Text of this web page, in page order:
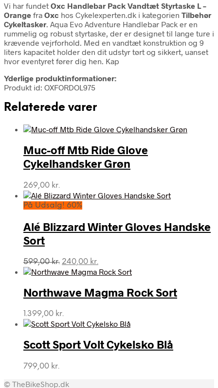
Vi har fundet Oxc Handlebar Pack Vandtæt Styrtaske L –
Orange fra Oxc hos Cykelexperten.dk i kategorien Tilbehør
Cykeltasker. Aqua Evo Adventure Handlebar Pack er en
rummelig og robust styrtaske, der er designet til lange ture i
krævende vejrforhold. Med en vandtæt konstruktion og 9
liters kapacitet holder den dit udstyr tørt og sikkert, uanset
hvor eventyret fører dig hen. Kap
Yderlige produktinformationer:
Produkt id: OXFORDOL975
Relaterede varer
Muc-off Mtb Ride Glove
Cykelhandsker Grøn
269,00 kr.
På Udsalg! 60%
Alé Blizzard Winter Gloves Handske
Sort
599,00kr. Den
oprindelige
var:
599,00 kr..
240,00 kr.
aktuelle
er:
240,00 kr..
Northwave Magma Rock Sort
1.399,00 kr.
Scott Sport Volt Cykelsko Blå
799,00 kr.
© TheBikeShop.dk